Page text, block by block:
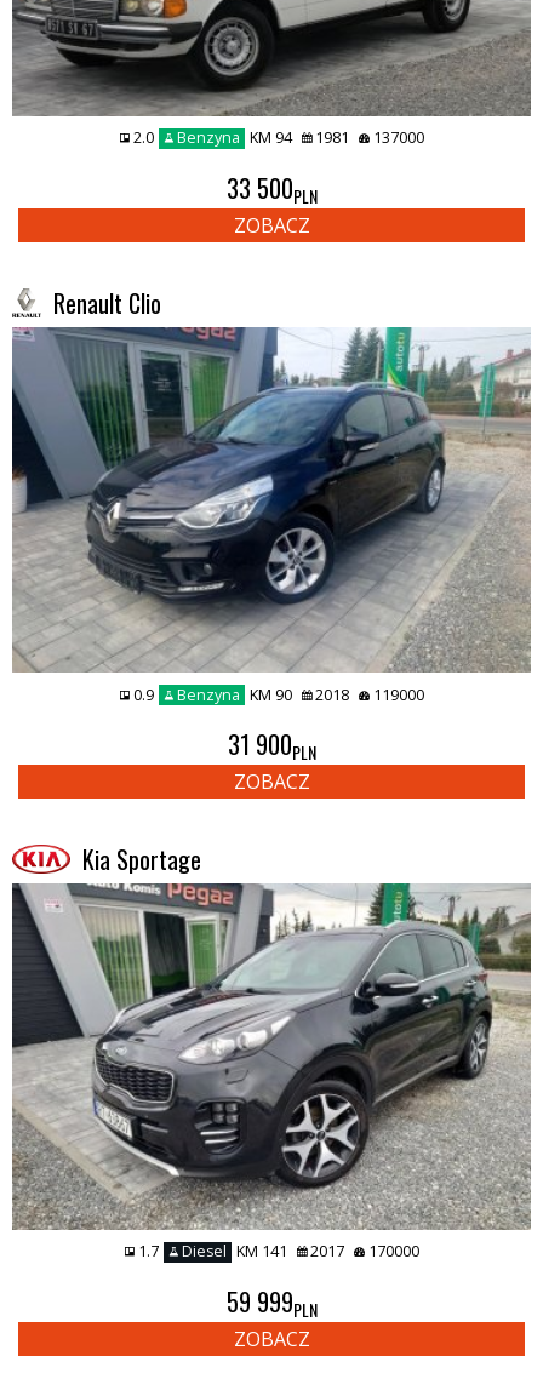
2.0 Benzyna KM 94 1981 137000
33 500PLN
ZOBACZ
Renault Clio
0.9 Benzyna KM 90 2018 119000
31 900PLN
ZOBACZ
Kia Sportage
1.7 Diesel KM 141 2017 170000
59 999PLN
ZOBACZ